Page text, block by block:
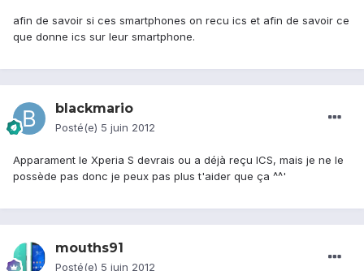
afin de savoir si ces smartphones on recu ics et afin de savoir ce
que donne ics sur leur smartphone.
blackmario
Posté(e) 5 juin 2012
Apparament le Xperia S devrais ou a déjà reçu ICS, mais je ne le
possède pas donc je peux pas plus t'aider que ça ^^'
mouths91
Posté(e) 5 juin 2012